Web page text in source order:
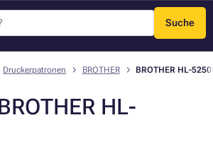
Suche
Menü
Druckerpatronen BROTHER BROTHER HL-
HL-